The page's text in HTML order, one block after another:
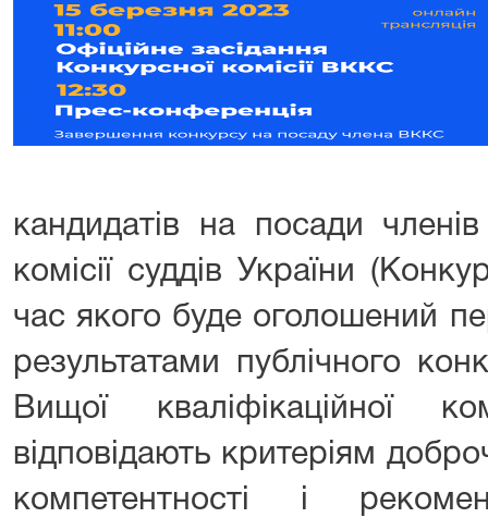
кандидатів на посади членів
комісії суддів України
час якого буде оголошений
результатами публічного
Вищої кваліфікаційної
відповідають критеріям
компетентності і